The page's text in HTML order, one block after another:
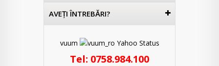
AVEŢI ÎNTREBĂRI?
vuum
Tel: 0758.984.100